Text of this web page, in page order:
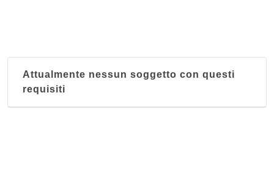
Attualmente nessun soggetto con questi
requisiti